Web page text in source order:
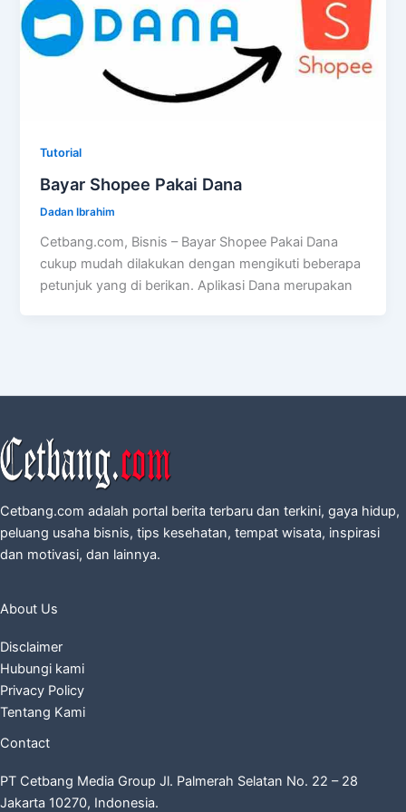
Tutorial
Bayar Shopee Pakai Dana
Dadan Ibrahim
Cetbang.com, Bisnis – Bayar Shopee Pakai Dana
cukup mudah dilakukan dengan mengikuti beberapa
petunjuk yang di berikan. Aplikasi Dana merupakan
Cetbang.com adalah portal berita terbaru dan terkini, gaya hidup,
peluang usaha bisnis, tips kesehatan, tempat wisata, inspirasi
dan motivasi, dan lainnya.
About Us
Disclaimer
Hubungi kami
Privacy Policy
Tentang Kami
Contact
PT Cetbang Media Group Jl. Palmerah Selatan No. 22 – 28
Jakarta 10270, Indonesia.